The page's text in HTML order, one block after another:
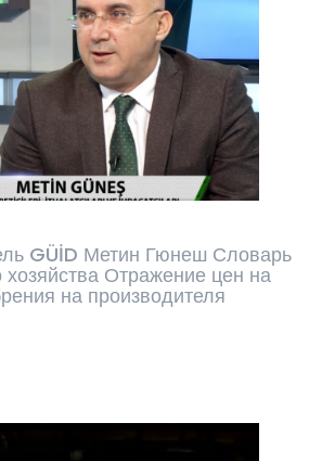
GÜİD Метин Гюнеш Словарь
хозяйства Отражение цен на
на производителя